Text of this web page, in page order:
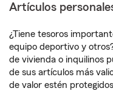
Artículos
¿Tiene tesoros
equipo deportivo y
de vivienda o inquilinos
de sus artículos más
de valor estén